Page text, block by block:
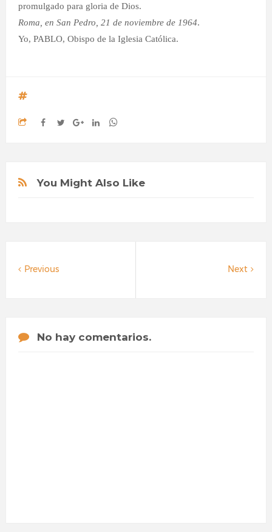
promulgado para gloria de Dios.
Roma, en San Pedro, 21 de noviembre de 1964.
Yo, PABLO, Obispo de la Iglesia Católica.
You Might Also Like
Next
Previous
No hay comentarios.